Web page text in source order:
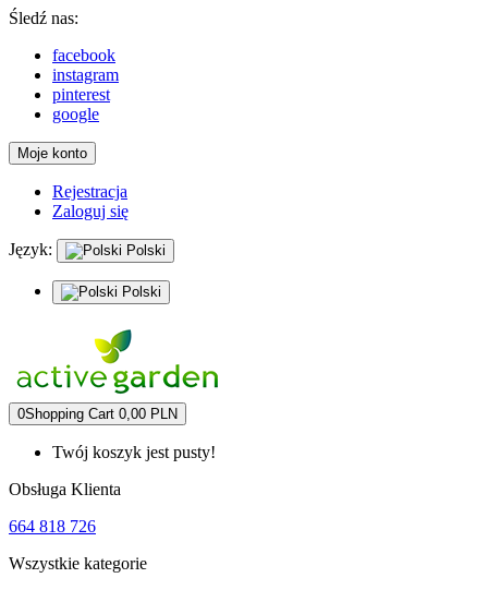
Śledź nas:
facebook
instagram
pinterest
google
Moje konto
Rejestracja
Zaloguj się
Język: Polski
Polski
0Shopping Cart 0,00 PLN
Twój koszyk jest pusty!
Obsługa Klienta
664 818 726
Wszystkie kategorie